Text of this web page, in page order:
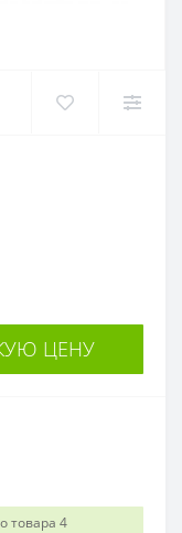
ЦЕНУ
товара 4